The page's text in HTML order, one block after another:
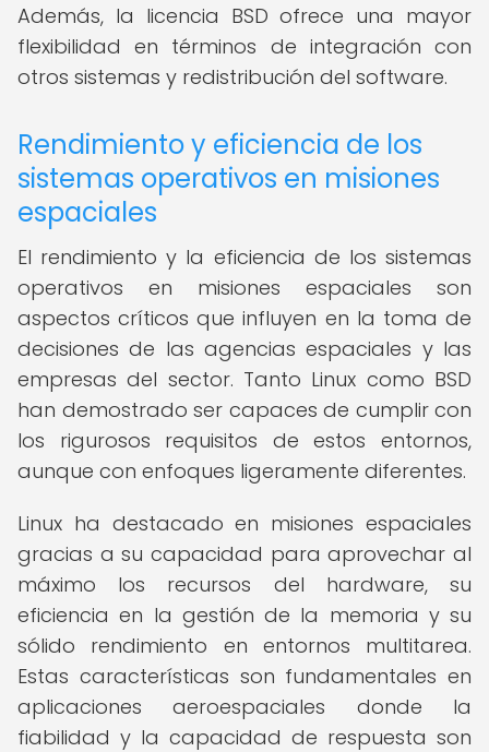
Además, la licencia BSD ofrece una mayor
flexibilidad en términos de integración con
otros sistemas y redistribución del software.
Rendimiento y eficiencia de los
sistemas operativos en misiones
espaciales
El rendimiento y la eficiencia de los sistemas
operativos en misiones espaciales son
aspectos críticos que influyen en la toma de
decisiones de las agencias espaciales y las
empresas del sector. Tanto Linux como BSD
han demostrado ser capaces de cumplir con
los rigurosos requisitos de estos entornos,
aunque con enfoques ligeramente diferentes.
Linux ha destacado en misiones espaciales
gracias a su capacidad para aprovechar al
máximo los recursos del hardware, su
eficiencia en la gestión de la memoria y su
sólido rendimiento en entornos multitarea.
Estas características son fundamentales en
aplicaciones aeroespaciales donde la
fiabilidad y la capacidad de respuesta son